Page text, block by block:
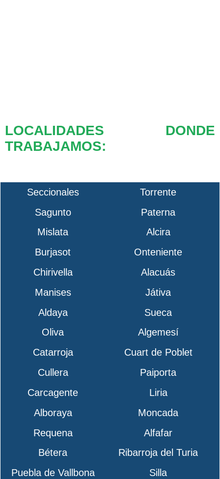
LOCALIDADES DONDE
TRABAJAMOS:
Seccionales
Torrente
Sagunto
Paterna
Mislata
Alcira
Burjasot
Onteniente
Chirivella
Alacuás
Manises
Játiva
Aldaya
Sueca
Oliva
Algemesí
Catarroja
Cuart de Poblet
Cullera
Paiporta
Carcagente
Liria
Alboraya
Moncada
Requena
Alfafar
Bétera
Ribarroja del Turia
Puebla de Vallbona
Silla